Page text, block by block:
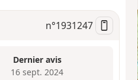
n°1931247
Dernier avis
16 sept. 2024